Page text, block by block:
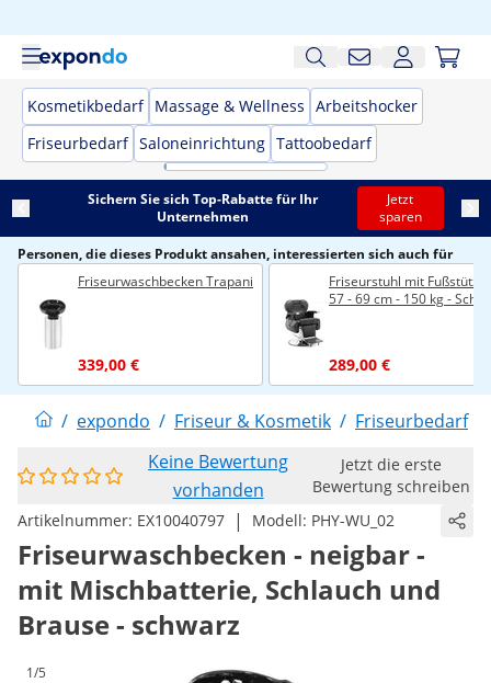
Kosmetikbedarf Massage & Wellness Arbeitshocker
Friseurbedarf Saloneinrichtung Tattoobedarf
Sichern Sie sich Top-Rabatte für Ihr
Unternehmen
Jetzt
sparen
Personen, die dieses Produkt ansahen, interessierten sich auch für
Friseurwaschbecken Trapani
339,00 €
Friseurstuhl mit Fußstütze
57 - 69 cm - 150 kg -
289,00 €
/ expondo / Friseur & Kosmetik / Friseurbedarf
Keine Bewertung
vorhanden
Jetzt die erste
Bewertung schreiben
Artikelnummer: EX10040797 | Modell: PHY-WU_02
Friseurwaschbecken - neigbar -
mit Mischbatterie, Schlauch und
Brause - schwarz
1/5